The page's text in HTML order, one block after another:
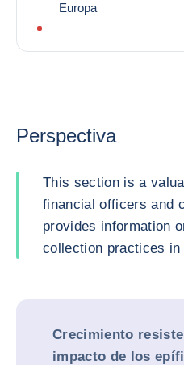
Europa
Perspectiva
This section is a
financial officers and
provides information
collection practices
Crecimiento
impacto de los